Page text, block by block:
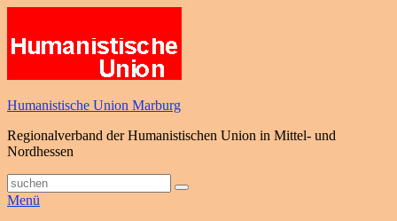
springen
Humanistische Union Marburg
Regionalverband der Humanistischen Union in Mittel- und
Nordhessen
Suche
nach:
Suchen
Menü